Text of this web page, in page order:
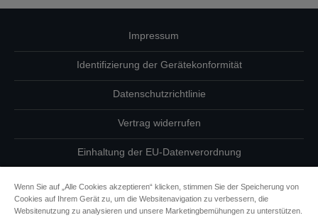
Impressum
Identifizierung der Gerätekonformität
Datenschutzrichtlinie
Vertrag widerrufen
Einhaltung der EU-Datenverordnung
Informationen zu Cookies
Wenn Sie auf „Alle Cookies akzeptieren“ klicken, stimmen Sie der Speicherung von
Cookies auf Ihrem Gerät zu, um die Websitenavigation zu verbessern, die
Websitenutzung zu analysieren und unsere Marketingbemühungen zu unterstützen.